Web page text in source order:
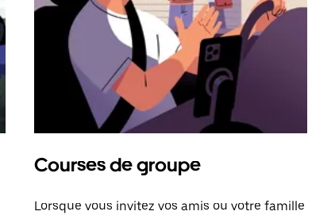
Courses de groupe
Lorsque vous invitez vos amis ou votre famille